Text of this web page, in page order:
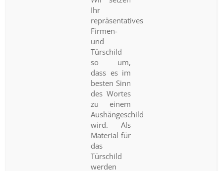
Ihr
repräsentatives
Firmen-
und
Türschild
so um,
dass es im
besten Sinn
des Wortes
zu einem
Aushängeschild
wird. Als
Material für
das
Türschild
werden